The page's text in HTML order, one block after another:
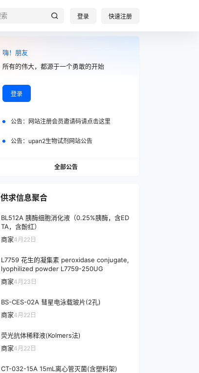
登录 快速注册
嗨！朋友
所有的伟大，都源于一个勇敢的开始
登录
公告： 网站注册会员邀请码请点击这里
公告： upan2生物试剂网站公告
全部公告
供求信息聚合
BL512A 胰酶细胞消化液（0.25%胰酶，含ED
TA，含酚红）
商家4月22日
L7759 花生的凝集素 peroxidase conjugate,
lyophilized powder L7759-250UG
商家4月23日
BS-CES-02A 彗星电泳载玻片(2孔)
商家4月22日
荧光抗体稀释液(Kolmers法)
商家4月22日
CT-032-15A 15mL离心管灭菌(含塑料架)